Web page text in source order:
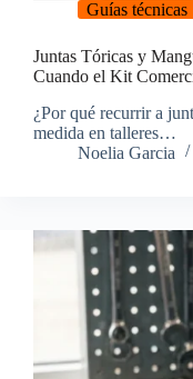
Guías técnicas
Juntas Tóricas y
Cuando el Kit
¿Por qué recurrir a
medida en talleres…
Noelia Garcia